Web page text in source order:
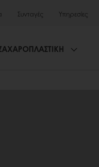
Συνταγές Υπηρεσίες